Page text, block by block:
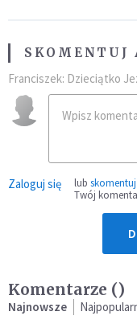
SKOMENTUJ
Franciszek: Dzieciątko
Zaloguj się lub
Twój
Komentarze ()
Najnowsze